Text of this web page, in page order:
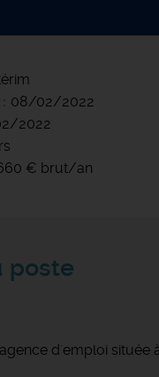
08/02/2022
2022
€ brut/an
poste
d'emploi située